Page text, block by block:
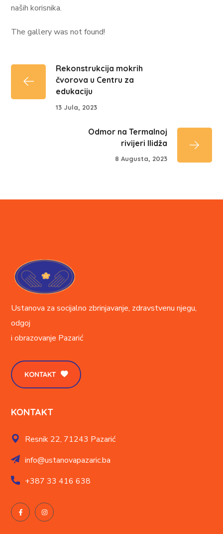
naših korisnika.
The gallery was not found!
Rekonstrukcija mokrih
čvorova u Centru za
edukaciju
13 Jula, 2023
Odmor na Termalnoj
rivijeri Ilidža
8 Augusta, 2023
Ustanova za socijalno zbrinjavanje, zdravstvenu njegu,
odgoj
i obrazovanje Pazarić
KONTAKT
KONTAKT
Resnik 22, 71243 Pazarić
info@ustanovapazaric.ba
+38733 416 638